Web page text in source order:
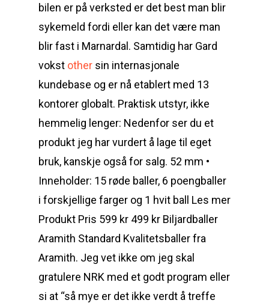
bilen er på verksted er det best man blir
sykemeld fordi eller kan det være man
blir fast i Marnardal. Samtidig har Gard
vokst other sin internasjonale
kundebase og er nå etablert med 13
kontorer globalt. Praktisk utstyr, ikke
hemmelig lenger: Nedenfor ser du et
produkt jeg har vurdert å lage til eget
bruk, kanskje også for salg. 52 mm •
Inneholder: 15 røde baller, 6 poengballer
i forskjellige farger og 1 hvit ball Les mer
Produkt Pris 599 kr 499 kr Biljardballer
Aramith Standard Kvalitetsballer fra
Aramith. Jeg vet ikke om jeg skal
gratulere NRK med et godt program eller
si at “så mye er det ikke verdt å treffe